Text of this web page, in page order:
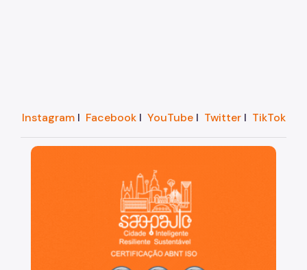
InstagramI FacebookI YouTubeI TwitterI TikTok
São Paulo, cidade inteligente, resiliente e sustentável